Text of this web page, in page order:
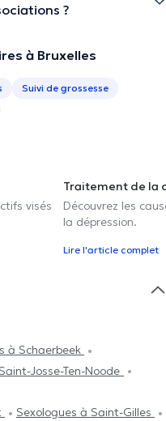
?
à Bruxelles
Suivi de grossesse
visés
Traitement de la
Découvrez les
la dépression.
Lire l'article complet
à Schaerbeek
Josse-Ten-Noode
Sexologues à Saint-Gilles